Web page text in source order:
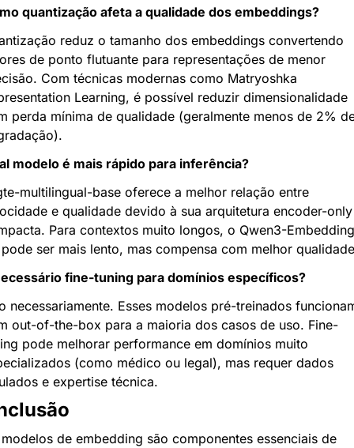
quantização afeta a qualidade dos embeddings?
reduz o tamanho dos embeddings convertendo
de ponto flutuante para representações de menor
Com técnicas modernas como Matryoshka
Learning, é possível reduzir dimensionalidade
perda mínima de qualidade (geralmente menos de 2%
modelo é mais rápido para inferência?
multilingual-base oferece a melhor relação entre
e qualidade devido à sua arquitetura encoder-only
Para contextos muito longos, o Qwen3-
ser mais lento, mas compensa com melhor
fine-tuning para domínios específicos?
necessariamente. Esses modelos pré-treinados
out-of-the-box para a maioria dos casos de uso. Fine-
pode melhorar performance em domínios muito
(como médico ou legal), mas requer dados
e expertise técnica.
de embedding são componentes essenciais de